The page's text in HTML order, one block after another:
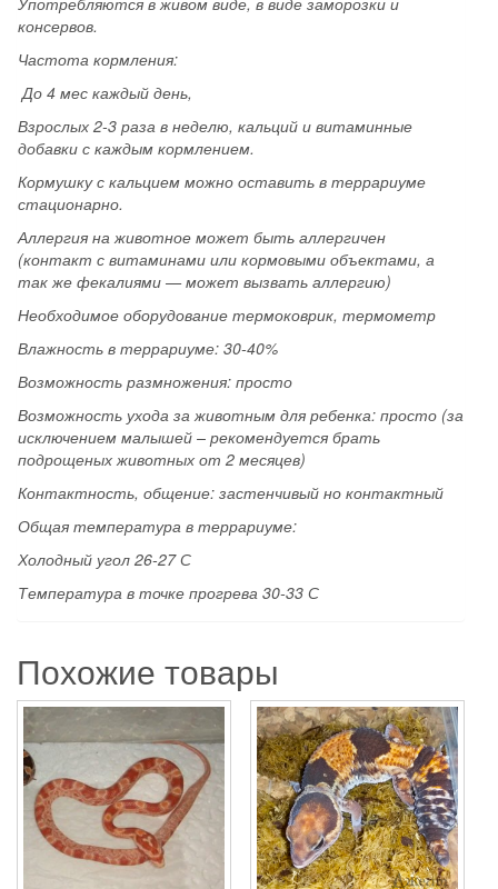
консервов.
Частота кормления:
До 4 мес каждый день,
Взрослых 2-3 раза в неделю, кальций и витаминные
добавки с каждым кормлением.
Кормушку с кальцием можно оставить в террариуме
стационарно.
Аллергия на животное может быть аллергичен
(контакт с витаминами или кормовыми объектами, а
так же фекалиями — может вызвать аллергию)
Необходимое оборудование термоковрик, термометр
Влажность в террариуме: 30-40%
Возможность размножения: просто
Возможность ухода за животным для ребенка: просто (за
исключением малышей – рекомендуется брать
подрощеных животных от 2 месяцев)
Контактность, общение: застенчивый но контактный
Общая температура в террариуме:
Холодный угол 26-27 С
Температура в точке прогрева 30-33 С
Похожие товары